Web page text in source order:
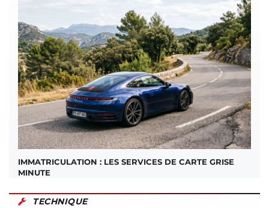
IMMATRICULATION : LES SERVICES DE CARTE GRISE
MINUTE
TECHNIQUE